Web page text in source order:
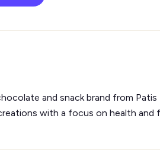
and snack brand from
with a focus on health and